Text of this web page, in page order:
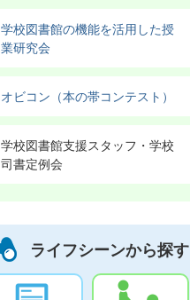
学校図書館の機能を活用した授
業研究会
オビコン（本の帯コンテスト）
学校図書館支援スタッフ・学校
司書定例会
ライフシーンから探す